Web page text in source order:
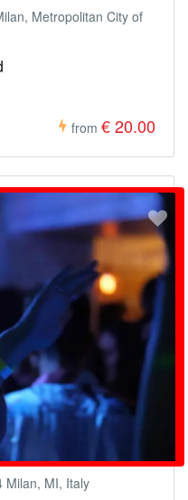
Milan, MI, Italy
Metropolitan City of
from € 20.00